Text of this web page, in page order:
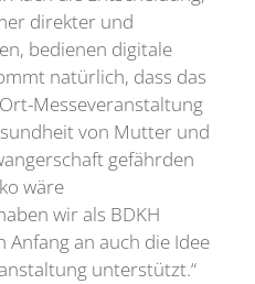
direkter und
bedienen digitale
natürlich, dass das
Messeveranstaltung
von Mutter und
gefährden
wäre
wir als BDKH
an auch die Idee
unterstützt.“